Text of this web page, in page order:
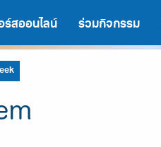
ร์สออนไลน์ ร่วมกิจกรรม